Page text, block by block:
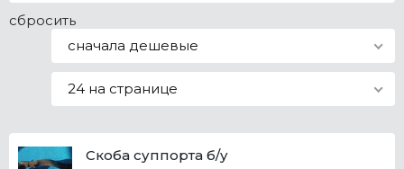
сбросить
сначала дешевые
24 на странице
Скоба суппорта б/у